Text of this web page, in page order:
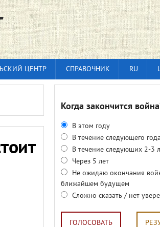
ЦЕНТР СПРАВОЧНИК RU
Когда закончится
В этом году
В течение следующего года
В течение следующих 2-3
Через 5 лет
Не ожидаю окончания
ближайшем будущем
Сложно сказать / нет
ГОЛОСОВАТЬ